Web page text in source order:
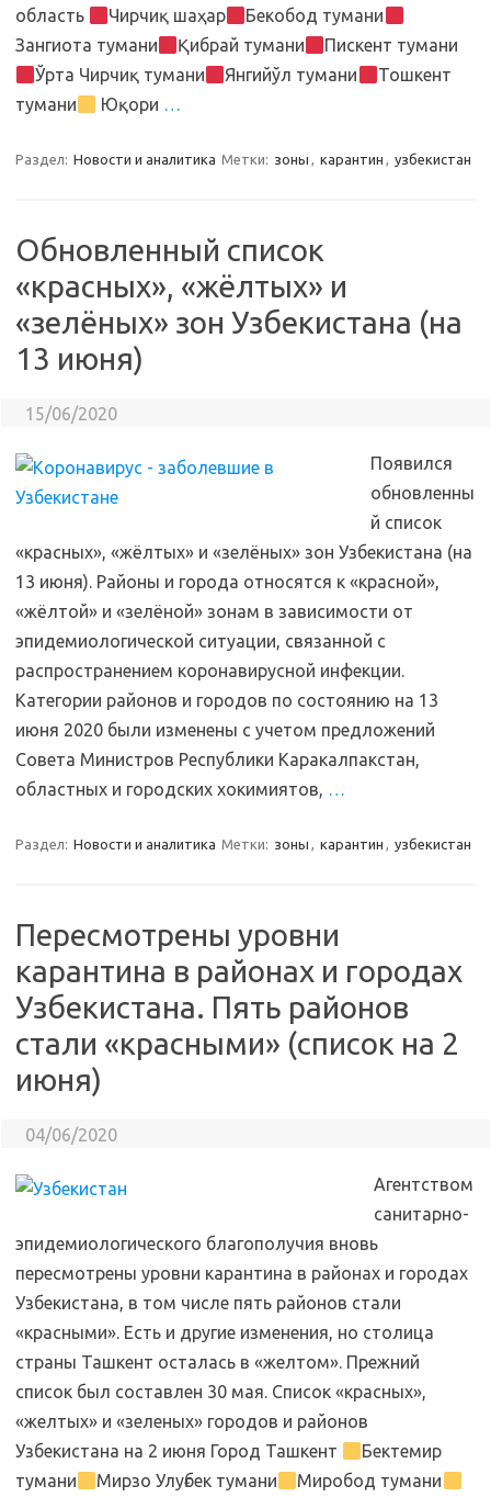
область
Чирчиқ шаҳар
Бекобод тумани
Зангиота тумани
Қибрай тумани
Пискент тумани
Ўрта Чирчиқ тумани
Янгийўл тумани
Тошкент
тумани
Юқори …
Раздел: Новости и аналитика Метки: зоны , карантин , узбекистан
Обновленный список
«красных», «жёлтых» и
«зелёных» зон Узбекистана (на
13 июня)
15/06/2020
Появился
обновленны
й список
«красных», «жёлтых» и «зелёных» зон Узбекистана (на
13 июня). Районы и города относятся к «красной»,
«жёлтой» и «зелёной» зонам в зависимости от
эпидемиологической ситуации, связанной с
распространением коронавирусной инфекции.
Категории районов и городов по состоянию на 13
июня 2020 были изменены с учетом предложений
Совета Министров Республики Каракалпакстан,
областных и городских хокимиятов, …
Раздел: Новости и аналитика Метки: зоны , карантин , узбекистан
Пересмотрены уровни
карантина в районах и городах
Узбекистана. Пять районов
стали «красными» (список на 2
июня)
04/06/2020
Агентством
санитарно-
эпидемиологического благополучия вновь
пересмотрены уровни карантина в районах и городах
Узбекистана, в том числе пять районов стали
«красными». Есть и другие изменения, но столица
страны Ташкент осталась в «желтом». Прежний
список был составлен 30 мая. Список «красных»,
«желтых» и «зеленых» городов и районов
Узбекистана на 2 июня Город Ташкент
Бектемир
тумани
Мирзо Улуғбек тумани Миробод тумани